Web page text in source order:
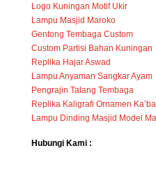
Logo Kuningan Motif Ukir
Lampu Masjid Maroko
Gentong Tembaga Custom
Custom Partisi Bahan Kuningan
Replika Hajar Aswad
Lampu Anyaman Sangkar Ayam
Pengrajin Talang Tembaga
Replika Kaligrafi Ornamen
Lampu Dinding Masjid Model
Hubungi Kami :